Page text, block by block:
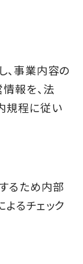
、事業内容の
報を、法
規程に従い
るため内部
るチェック